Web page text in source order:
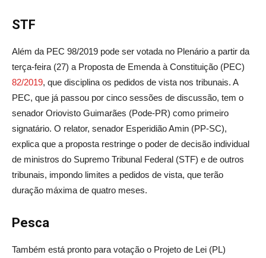
STF
Além da PEC 98/2019 pode ser votada no Plenário a partir da
terça-feira (27) a Proposta de Emenda à Constituição (PEC)
82/2019, que disciplina os pedidos de vista nos tribunais. A
PEC, que já passou por cinco sessões de discussão, tem o
senador Oriovisto Guimarães (Pode-PR) como primeiro
signatário. O relator, senador Esperidião Amin (PP-SC),
explica que a proposta restringe o poder de decisão individual
de ministros do Supremo Tribunal Federal (STF) e de outros
tribunais, impondo limites a pedidos de vista, que terão
duração máxima de quatro meses.
Pesca
Também está pronto para votação o Projeto de Lei (PL)